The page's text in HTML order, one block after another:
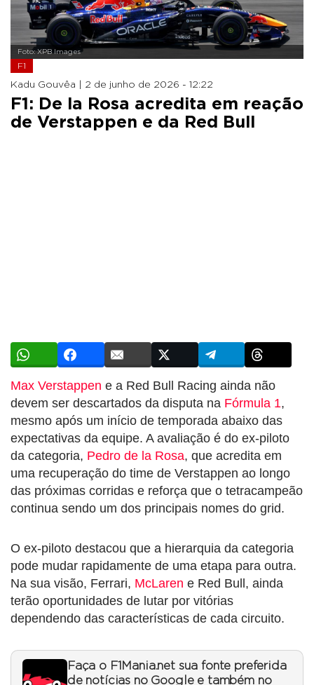
Foto: XPB Images
F1
Kadu Gouvêa | 2 de junho de 2026 - 12:22
F1: De la Rosa acredita em reação
de Verstappen e da Red Bull
Max Verstappen e a Red Bull Racing ainda não
devem ser descartados da disputa na Fórmula 1,
mesmo após um início de temporada abaixo das
expectativas da equipe. A avaliação é do ex-piloto
da categoria, Pedro de la Rosa, que acredita em
uma recuperação do time de Verstappen ao longo
das próximas corridas e reforça que o tetracampeão
continua sendo um dos principais nomes do grid.
O ex-piloto destacou que a hierarquia da categoria
pode mudar rapidamente de uma etapa para outra.
Na sua visão, Ferrari, McLaren e Red Bull, ainda
terão oportunidades de lutar por vitórias
dependendo das características de cada circuito.
Faça o F1Mania.net sua fonte preferida
de notícias no Google e também no